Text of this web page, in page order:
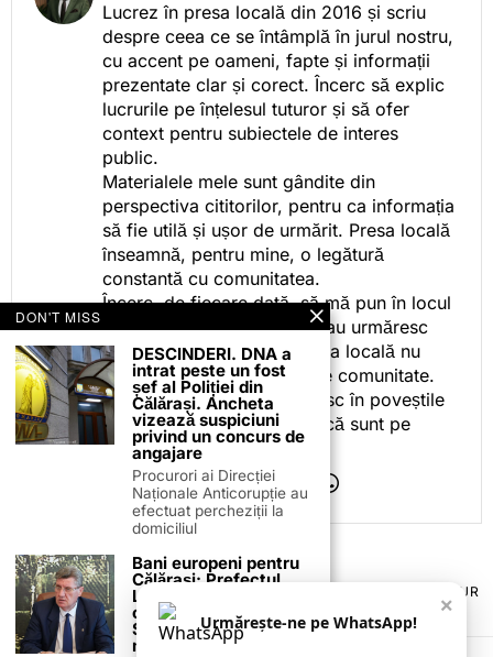
Lucrez în presa locală din 2016 și scriu
despre ceea ce se întâmplă în jurul nostru,
cu accent pe oameni, fapte și informații
prezentate clar și corect. Încerc să explic
lucrurile pe înțelesul tuturor și să ofer
context pentru subiectele de interes
public.
Materialele mele sunt gândite din
perspectiva cititorilor, pentru ca informația
să fie utilă și ușor de urmărit. Presa locală
înseamnă, pentru mine, o legătură
constantă cu comunitatea.
Încerc, de fiecare dată, să mă pun în locul
celor care citesc, privesc sau urmăresc
ceea ce fac. Pentru că presa locală nu
este despre mine, ci despre comunitate.
Iar dacă oamenii se regăsesc în poveștile
pe care le spun, înseamnă că sunt pe
drumul bun.
TERMENI ȘI CONDIȚII
POLITICA DE ANULARE & RETUR
PUBLICITATE ONLINE & TIPĂRITĂ
CONTACT
ZIARUL ANUNȚUL CĂLĂRĂȘEAN
×
Urmărește-ne pe WhatsApp!
DON'T MISS
DESCINDERI. DNA a
intrat peste un fost
șef al Poliției din
Călărași. Ancheta
vizează suspiciuni
privind un concurs de
angajare
Procurori ai Direcției
Naționale Anticorupție au
efectuat percheziții la
domiciliul
Bani europeni pentru
Călărași: Prefectul
Laurențiu State anunță
colaborarea cu ADR
Sud-Muntenia pentru
noi finanțări